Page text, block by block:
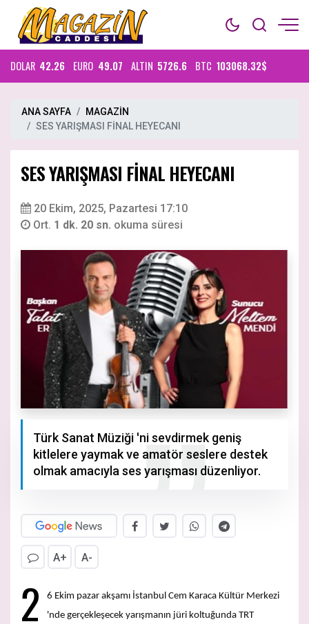
DOLAR 42.26 EURO 49.07 ALTIN 5726.6 BTC 103068.32$
ANA SAYFA
MAGAZİN
SES YARIŞMASI FİNAL HEYECANI
SES YARIŞMASI FİNAL HEYECANI
20 Ekim, 2025, Pazartesi 17:10
Ort. 1 dk. 20 sn. okuma süresi
Türk Sanat Müziği 'ni sevdirmek geniş
kitlelere yaymak ve amatör seslere destek
olmak amacıyla ses yarışması düzenliyor.
A+ A-
2
6 Ekim pazar akşamı İstanbul Cem Karaca Kültür Merkezi
'nde gerçekleşecek yarışmanın jüri koltuğunda TRT